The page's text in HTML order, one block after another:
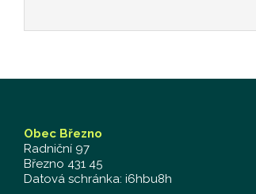
Obec Březno
Radniční 97
Březno 431 45
Datová schránka: i6hbu8h